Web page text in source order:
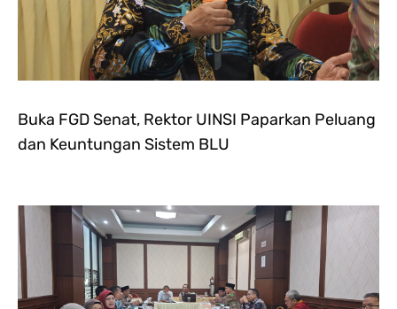
Buka FGD Senat, Rektor UINSI Paparkan Peluang
dan Keuntungan Sistem BLU